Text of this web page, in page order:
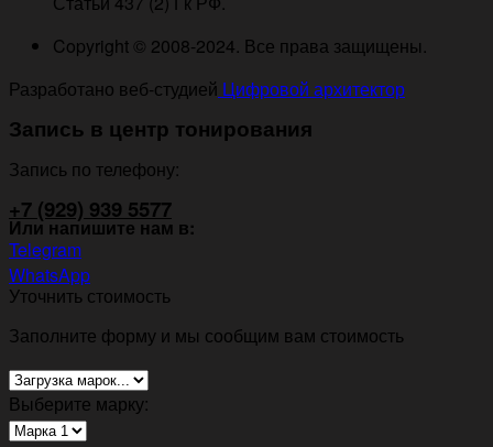
Copyright © 2008-2024. Все права защищены.
Разработано веб-студией Цифровой архитектор
Запись в центр тонирования
Запись по телефону:
+7 (929) 939 5577
Или напишите нам в:
Telegram
WhatsApp
Уточнить стоимость
Заполните форму и мы сообщим вам стоимость
Выберите марку: